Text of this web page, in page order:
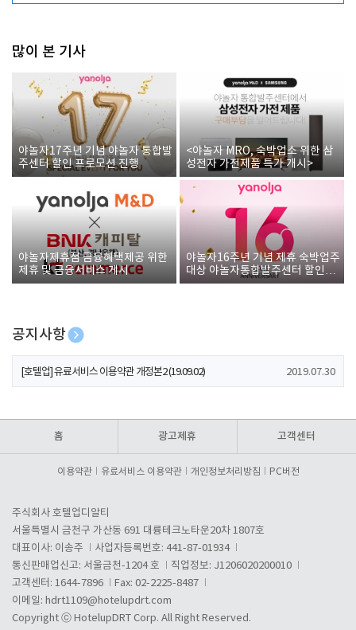
많이 본 기사
야놀자17주년 기념 야놀자 통합발
주센터 할인 프로모션 진행
<야놀자 MRO, 숙박업소 위한 삼
성전자 가전제품 특가 개시>
야놀자제휴점 금융혜택제공 위한
제휴 및 금융서비스 게시
야놀자16주년 기념 제휴 숙박업주
대상 야놀자통합발주센터 할인쿠
폰 증정
공지사항
[호텔업] 개인정보 처리방침 개정본1 (19.09.02)
[호텔업] 유료서비스 이용약관 개정본2 (19.09.02) 2019.07.30
홈 광고제휴 고객센터
이용약관 유료서비스 이용약관 개인정보처리방침 PC버전
주식회사 호텔업디알티
서울특별시 금천구 가산동 691 대륭테크노타운20차 1807호
대표이사: 이송주
사업자등록번호: 441-87-01934
통신판매업신고: 서울금천-1204 호
직업정보: J1206020200010
고객센터: 1644-7896
Fax: 02-2225-8487
이메일: hdrt1109@hotelupdrt.com
Copyright ⓒ HotelupDRT Corp. All Right Reserved.